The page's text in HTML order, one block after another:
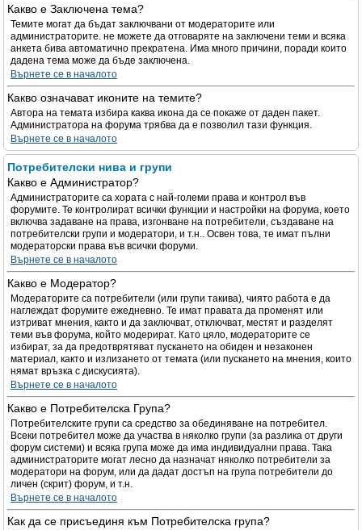
Какво е Заключена тема?
Темите могат да бъдат заключвани от модераторите или
администраторите. не можете да отговаряте на заключени теми и всяка
анкета бива автоматично прекратена. Има много причини, поради които
дадена тема може да бъде заключена.
Върнете се в началото
Какво означават иконите на темите?
Автора на темата избира каква икона да се покаже от даден пакет.
Администратора на форума трябва да е позволил тази функция.
Върнете се в началото
Потребителски нива и групи
Какво е Администратор?
Администраторите са хората с най-големи права и контрол във
форумите. Те контролират всички функции и настройки на форума, което
включва задаване на права, изгонване на потребители, създаване на
потребителски групи и модератори, и т.н.. Освен това, те имат пълни
модераторски права във всички форуми.
Върнете се в началото
Какво е Модератор?
Модераторите са потребители (или групи такива), чиято работа е да
наглеждат форумите ежедневно. Те имат правата да променят или
изтриват мнения, както и да заключват, отключват, местят и разделят
теми във форума, който модерират. Като цяло, модераторите се
избират, за да предотврятяват пускането на обиден и незаконен
материал, както и излизането от темата (или пускането на мнения, които
нямат връзка с дискусията).
Върнете се в началото
Какво е Потребителска Група?
Потребителските групи са средство за обединяване на потребител.
Всеки потребител може да участва в няколко групи (за разлика от други
форум системи) и всяка група може да има индивидуални права. Така
администраторите могат лесно да назначат няколко потребители за
модератори на форум, или да дадат достъп на група потребители до
личен (скрит) форум, и т.н.
Върнете се в началото
Как да се присъединя към Потребителска група?